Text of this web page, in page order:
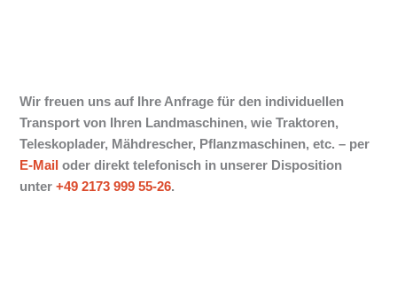
Wir freuen uns auf Ihre Anfrage für den individuellen
Transport von Ihren Landmaschinen, wie Traktoren,
Teleskoplader, Mähdrescher, Pflanzmaschinen, etc. – per
E-Mail oder direkt telefonisch in unserer Disposition
unter+49 2173 999 55-26.